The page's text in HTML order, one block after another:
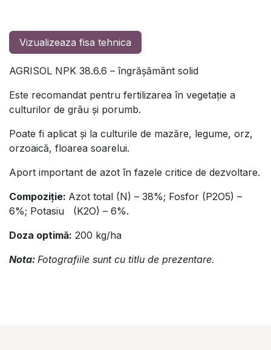
Vizualizeaza fisa tehnica
AGRISOL NPK 38.6.6 – îngrăşământ solid
Este recomandat pentru fertilizarea în vegetaţie a
culturilor de grâu şi porumb.
Poate fi aplicat şi la culturile de mazăre, legume, orz,
orzoaică, floarea soarelui.
Aport important de azot în fazele critice de dezvoltare.
Compoziţie: Azot total (N) – 38%; Fosfor (P2O5) –
6%; Potasiu (K2O) – 6%.
Doza optimă: 200 kg/ha
Nota: Fotografiile sunt cu titlu de prezentare.